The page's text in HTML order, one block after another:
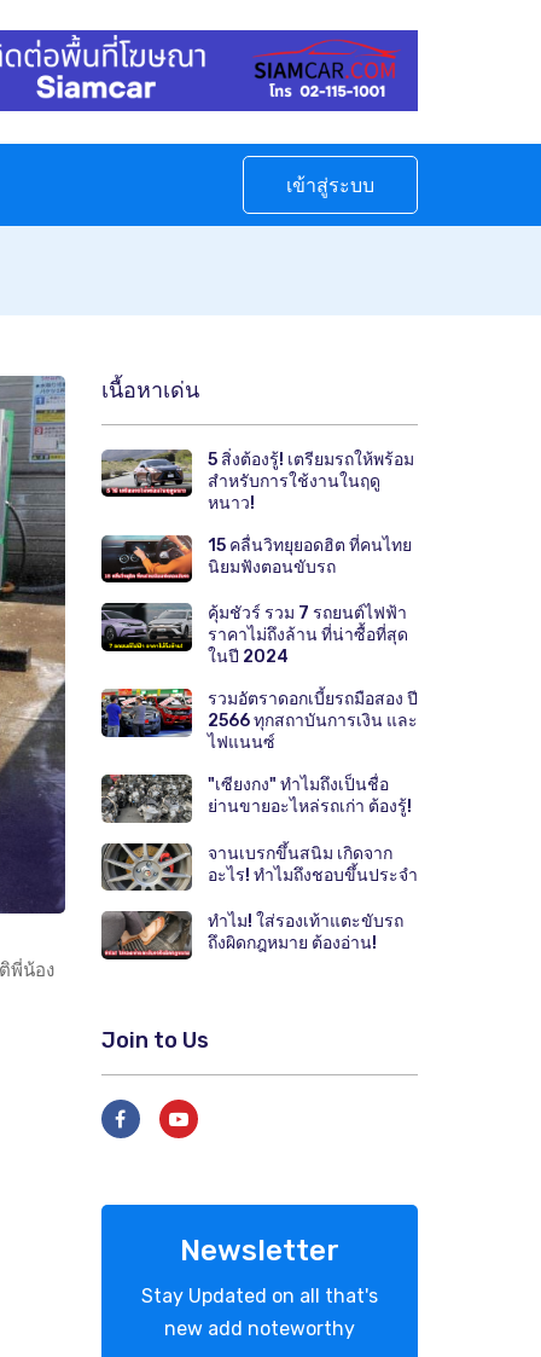
เข้าสู่ระบบ
พี่น้อง
เนื้อหาเด่น
5 สิ่งต้องรู้! เตรียมรถให้พร้อม
สำหรับการใช้งานในฤดู
หนาว!
15 คลื่นวิทยุยอดฮิต ที่คนไทย
นิยมฟังตอนขับรถ
คุ้มชัวร์ รวม 7 รถยนต์ไฟฟ้า
ราคาไม่ถึงล้าน ที่น่าซื้อที่สุด
ในปี 2024
รวมอัตราดอกเบี้ยรถมือสอง ปี
2566 ทุกสถาบันการเงิน และ
ไฟแนนซ์
"เซียงกง" ทำไมถึงเป็นชื่อ
ย่านขายอะไหล่รถเก่า ต้องรู้!
จานเบรกขึ้นสนิม เกิดจาก
อะไร! ทำไมถึงชอบขึ้นประจำ
ทำไม! ใส่รองเท้าแตะขับรถ
ถึงผิดกฎหมาย ต้องอ่าน!
Join to Us
Newsletter
Stay Updated on all that's
new add noteworthy